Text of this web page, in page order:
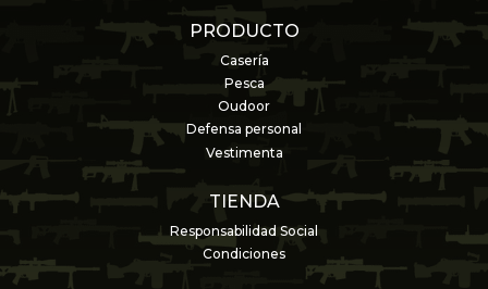
PRODUCTO
Casería
Pesca
Oudoor
Defensa personal
Vestimenta
TIENDA
Responsabilidad Social
Condiciones